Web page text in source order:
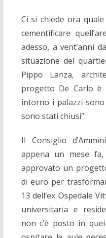
Ci si chiede ora
cementificare
adesso, a vent’anni
situazione del
Pippo Lanza,
progetto De Carlo è
intorno i palazzi
sono stati chiusi”.
Il Consiglio
appena un mese
approvato un
di euro per
13 dell’ex Ospedale
universitaria e
non c’è posto in